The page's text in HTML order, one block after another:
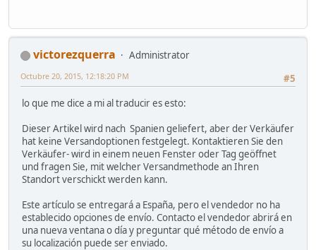
victorezquerra
Administrator
#5
Octubre 20, 2015, 12:18:20 PM
lo que me dice a mi al traducir es esto:
Dieser Artikel wird nach Spanien geliefert, aber der Verkäufer
hat keine Versandoptionen festgelegt. Kontaktieren Sie den
Verkäufer- wird in einem neuen Fenster oder Tag geöffnet
und fragen Sie, mit welcher Versandmethode an Ihren
Standort verschickt werden kann.
Este artículo se entregará a España, pero el vendedor no ha
establecido opciones de envío. Contacto el vendedor abrirá en
una nueva ventana o día y preguntar qué método de envío a
su localización puede ser enviado.